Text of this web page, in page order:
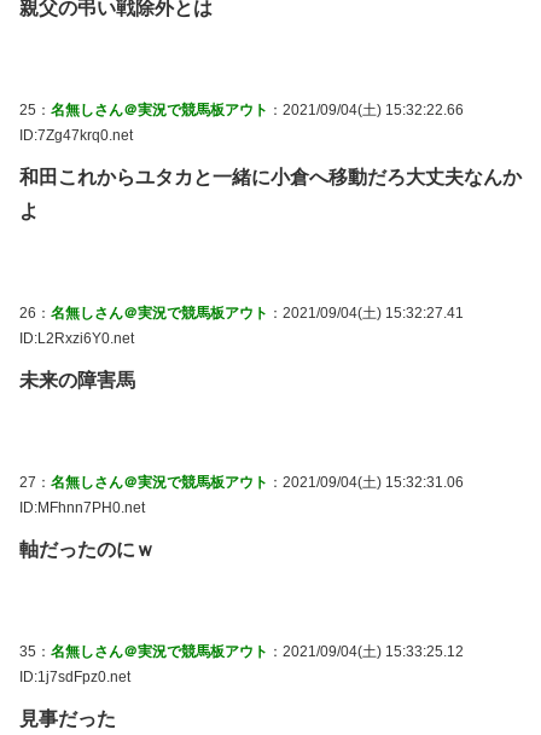
親父の弔い戦除外とは
25： 名無しさん＠実況で競馬板アウト ：2021/09/04(土) 15:32:22.66
ID:7Zg47krq0.net
和田これからユタカと一緒に小倉へ移動だろ大丈夫なんか
よ
26： 名無しさん＠実況で競馬板アウト ：2021/09/04(土) 15:32:27.41
ID:L2Rxzi6Y0.net
未来の障害馬
27： 名無しさん＠実況で競馬板アウト ：2021/09/04(土) 15:32:31.06
ID:MFhnn7PH0.net
軸だったのにｗ
35： 名無しさん＠実況で競馬板アウト ：2021/09/04(土) 15:33:25.12
ID:1j7sdFpz0.net
見事だった